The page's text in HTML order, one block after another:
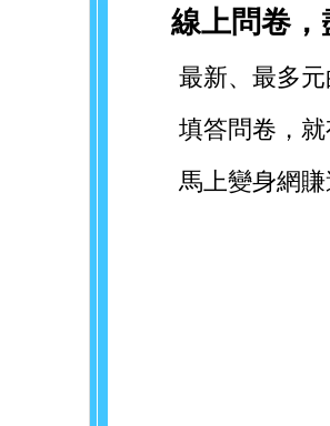
線上問卷，
最新、最多元
填答問卷，就
馬上變身網賺